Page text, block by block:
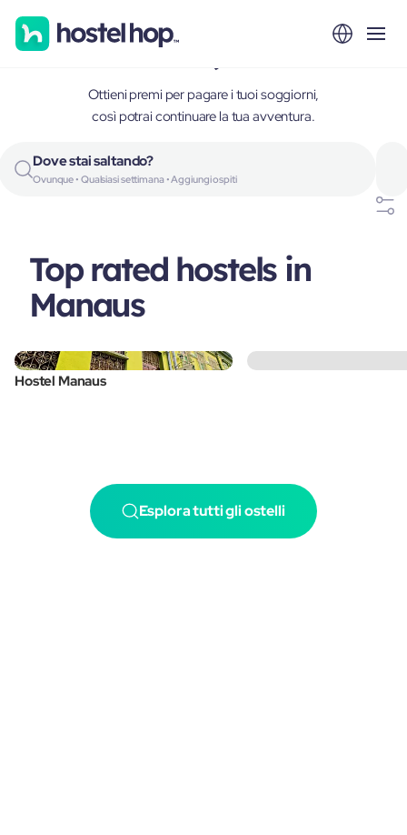
Manaus, Brazil
Ottieni premi per pagare i tuoi soggiorni,
così potrai continuare la tua avventura.
Dove stai saltando?
Ovunque • Qualsiasi settimana • Aggiungi ospiti
Top rated hostels in
Manaus
Hostel Manaus
Esplora tutti gli ostelli